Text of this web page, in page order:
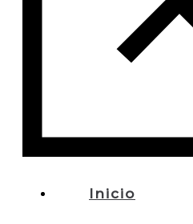
Inicio